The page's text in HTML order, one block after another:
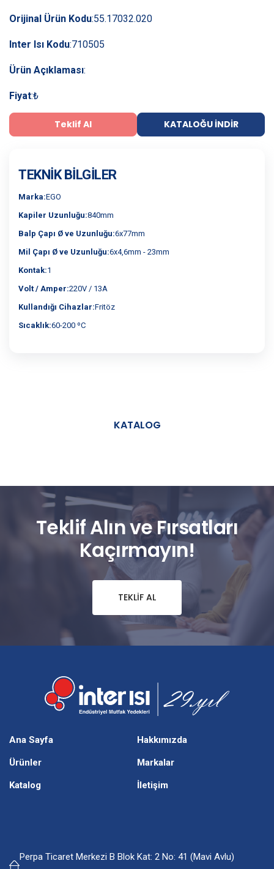
Orijinal Ürün Kodu:55.17032.020
Inter Isı Kodu:710505
Ürün Açıklaması:
Fiyat:₺
Teklif Al KATALOĞU İNDIR
TEKNIK BILGILER
Marka:EGO
Kapiler Uzunluğu:840mm
Balp Çapı Ø ve Uzunluğu:6x77mm
Mil Çapı Ø ve Uzunluğu:6x4,6mm - 23mm
Kontak:1
Volt / Amper:220V / 13A
Kullandığı Cihazlar:Fritöz
Sıcaklık:60-200 ºC
KATALOG
Teklif Alın ve Fırsatları
Kaçırmayın!
TEKLIF AL
Ana Sayfa Hakkımızda
Ürünler Markalar
Katalog İletişim
Perpa Ticaret Merkezi B Blok Kat: 2 No: 41 (Mavi Avlu)